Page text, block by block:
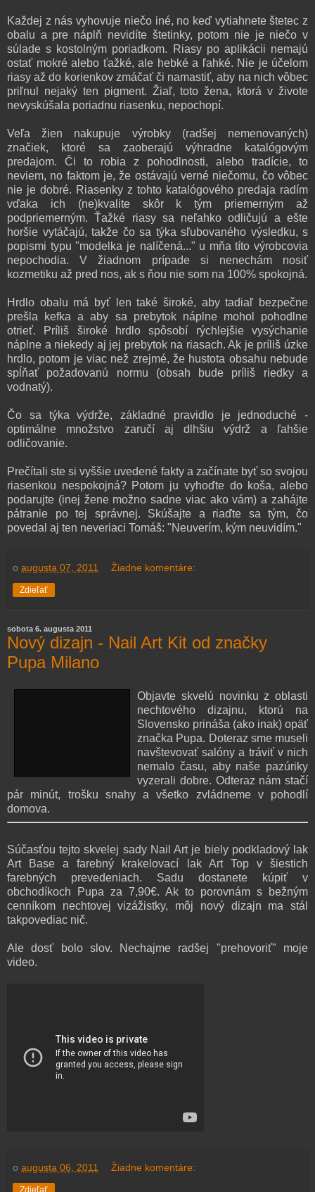
Každej z nás vyhovuje niečo iné, no keď vytiahnete štetec z
obalu a pre náplň nevidíte štetinky, potom nie je niečo v
súlade s kostolným poriadkom. Riasy po aplikácii nemajú
ostať mokré alebo ťažké, ale hebké a ľahké. Nie je účelom
riasy až do korienkov zmáčať či namastiť, aby na nich vôbec
priľnul nejaký ten pigment. Žiaľ, toto žena, ktorá v živote
nevyskúšala poriadnu riasenku, nepochopí.
Veľa žien nakupuje výrobky (radšej nemenovaných)
značiek, ktoré sa zaoberajú výhradne katalógovým
predajom. Či to robia z pohodlnosti, alebo tradície, to
neviem, no faktom je, že ostávajú verné niečomu, čo vôbec
nie je dobré. Riasenky z tohto katalógového predaja radím
vďaka ich (ne)kvalite skôr k tým priemerným až
podpriemerným. Ťažké riasy sa neľahko odličujú a ešte
horšie vytáčajú, takže čo sa týka sľubovaného výsledku, s
popismi typu "modelka je nalíčená..." u mňa títo výrobcovia
nepochodia. V žiadnom prípade si nenechám nosiť
kozmetiku až pred nos, ak s ňou nie som na 100% spokojná.
Hrdlo obalu má byť len také široké, aby tadiaľ bezpečne
prešla kefka a aby sa prebytok náplne mohol pohodlne
otrieť. Príliš široké hrdlo spôsobí rýchlejšie vysýchanie
náplne a niekedy aj jej prebytok na riasach. Ak je príliš úzke
hrdlo, potom je viac než zrejmé, že hustota obsahu nebude
spĺňať požadovanú normu (obsah bude príliš riedky a
vodnatý).
Čo sa týka výdrže, základné pravidlo je jednoduché -
optimálne množstvo zaručí aj dlhšiu výdrž a ľahšie
odličovanie.
Prečítali ste si vyššie uvedené fakty a začínate byť so svojou
riasenkou nespokojná? Potom ju vyhoďte do koša, alebo
podarujte (inej žene možno sadne viac ako vám) a zahájte
pátranie po tej správnej. Skúšajte a riaďte sa tým, čo
povedal aj ten neveriaci Tomáš: "Neuverím, kým neuvidím."
o augusta 07, 2011 Žiadne komentáre:
Zdieľať
sobota 6. augusta 2011
Nový dizajn - Nail Art Kit od značky
Pupa Milano
Objavte skvelú novinku z oblasti
nechtového dizajnu, ktorú na
Slovensko prináša (ako inak) opäť
značka Pupa. Doteraz sme museli
navštevovať salóny a tráviť v nich
nemalo času, aby naše pazúriky
vyzerali dobre. Odteraz nám stačí
pár minút, trošku snahy a všetko zvládneme v pohodlí
domova.
Súčasťou tejto skvelej sady Nail Art je biely podkladový lak
Art Base a farebný krakelovací lak Art Top v šiestich
farebných prevedeniach. Sadu dostanete kúpiť v
obchodíkoch Pupa za 7,90€. Ak to porovnám s bežným
cenníkom nechtovej vizážistky, môj nový dizajn ma stál
takpovediac nič.
Ale dosť bolo slov. Nechajme radšej "prehovoriť" moje
video.
o augusta 06, 2011 Žiadne komentáre:
Zdieľať